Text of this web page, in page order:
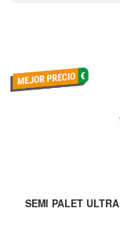
SEMI PALET